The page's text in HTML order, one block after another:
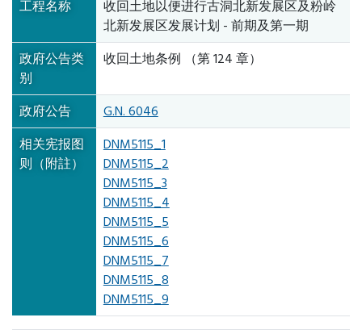
工程名称
收回土地以便进行古洞北新发展区及粉岭
北新发展区发展计划 - 前期及第一期
政府公告类
别
收回土地条例 （第 124 章）
政府公告
G.N. 6046
相关宪报图
则（附註）
DNM5115_1
DNM5115_2
DNM5115_3
DNM5115_4
DNM5115_5
DNM5115_6
DNM5115_7
DNM5115_8
DNM5115_9